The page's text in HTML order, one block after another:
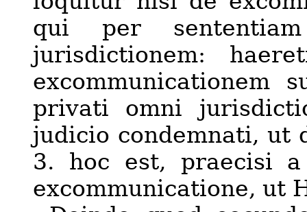
qui per
jurisdictionem:
excommunicationem
privati omni
judicio condemnati, ut
3. hoc est, praecisi
excommunicatione, ut